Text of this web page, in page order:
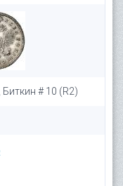
# 10 (R2)